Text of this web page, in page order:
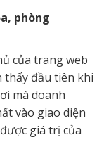
phòng
của trang web
thấy đầu tiên khi
mà doanh
vào giao diện
giá trị của